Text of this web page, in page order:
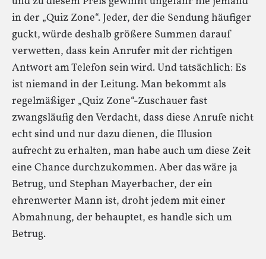
in der „Quiz Zone“. Jeder, der die Sendung häufiger
guckt, würde deshalb größere Summen darauf
verwetten, dass kein Anrufer mit der richtigen
Antwort am Telefon sein wird. Und tatsächlich: Es
ist niemand in der Leitung. Man bekommt als
regelmäßiger „Quiz Zone“-Zuschauer fast
zwangsläufig den Verdacht, dass diese Anrufe nicht
echt sind und nur dazu dienen, die Illusion
aufrecht zu erhalten, man habe auch um diese Zeit
eine Chance durchzukommen. Aber das wäre ja
Betrug, und Stephan Mayerbacher, der ein
ehrenwerter Mann ist, droht jedem mit einer
Abmahnung, der behauptet, es handle sich um
Betrug.